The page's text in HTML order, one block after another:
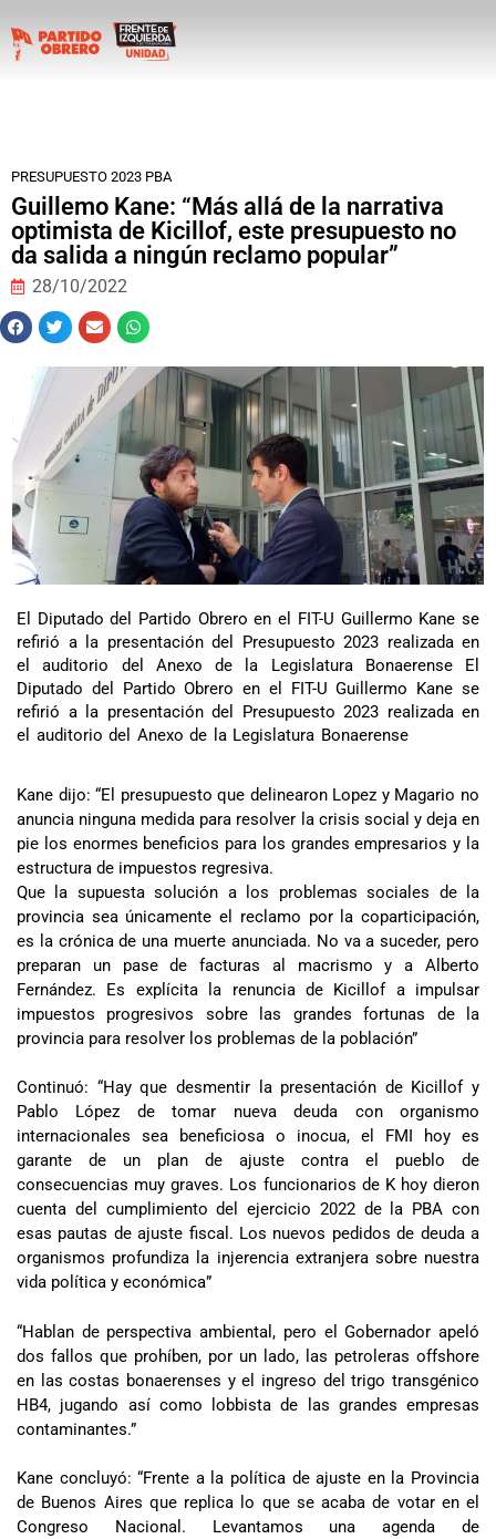
PRESUPUESTO 2023 PBA
Guillemo Kane: “Más allá de la narrativa
optimista de Kicillof, este presupuesto no
da salida a ningún reclamo popular”
28/10/2022
El Diputado del Partido Obrero en el FIT-U Guillermo Kane se
refirió a la presentación del Presupuesto 2023 realizada en
el auditorio del Anexo de la Legislatura Bonaerense El
Diputado del Partido Obrero en el FIT-U Guillermo Kane se
refirió a la presentación del Presupuesto 2023 realizada en
el auditorio del Anexo de la Legislatura Bonaerense
Kane dijo: “El presupuesto que delinearon Lopez y Magario no
anuncia ninguna medida para resolver la crisis social y deja en
pie los enormes beneficios para los grandes empresarios y la
estructura de impuestos regresiva.
Que la supuesta solución a los problemas sociales de la
provincia sea únicamente el reclamo por la coparticipación,
es la crónica de una muerte anunciada. No va a suceder, pero
preparan un pase de facturas al macrismo y a Alberto
Fernández. Es explícita la renuncia de Kicillof a impulsar
impuestos progresivos sobre las grandes fortunas de la
provincia para resolver los problemas de la población”
Continuó: “Hay que desmentir la presentación de Kicillof y
Pablo López de tomar nueva deuda con organismo
internacionales sea beneficiosa o inocua, el FMI hoy es
garante de un plan de ajuste contra el pueblo de
consecuencias muy graves. Los funcionarios de K hoy dieron
cuenta del cumplimiento del ejercicio 2022 de la PBA con
esas pautas de ajuste fiscal. Los nuevos pedidos de deuda a
organismos profundiza la injerencia extranjera sobre nuestra
vida política y económica”
“Hablan de perspectiva ambiental, pero el Gobernador apeló
dos fallos que prohíben, por un lado, las petroleras offshore
en las costas bonaerenses y el ingreso del trigo transgénico
HB4, jugando así como lobbista de las grandes empresas
contaminantes.”
Kane concluyó: “Frente a la política de ajuste en la Provincia
de Buenos Aires que replica lo que se acaba de votar en el
Congreso Nacional. Levantamos una agenda de